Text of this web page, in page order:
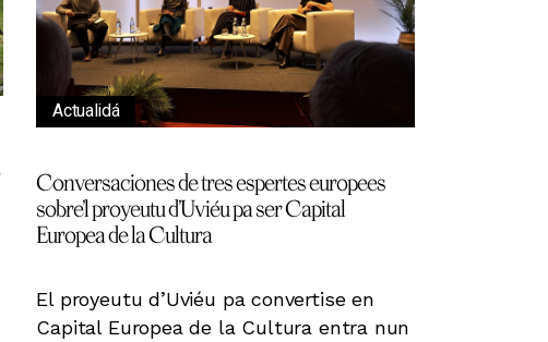
Actualidá
Conversaciones de tres espertes europees
sobre’l proyeutu d’Uviéu pa ser Capital
Europea de la Cultura
El proyeutu d’Uviéu pa convertise en
Capital Europea de la Cultura entra nun